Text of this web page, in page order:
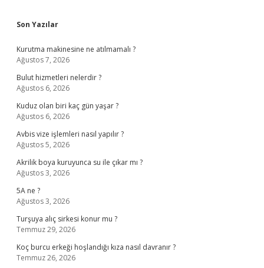
Sidebar
Son Yazılar
Kurutma makinesine ne atılmamalı ?
Ağustos 7, 2026
Bulut hizmetleri nelerdir ?
Ağustos 6, 2026
Kuduz olan biri kaç gün yaşar ?
Ağustos 6, 2026
Avbis vize işlemleri nasıl yapılır ?
Ağustos 5, 2026
Akrilik boya kuruyunca su ile çıkar mı ?
Ağustos 3, 2026
5A ne ?
Ağustos 3, 2026
Turşuya alıç sirkesi konur mu ?
Temmuz 29, 2026
Koç burcu erkeği hoşlandığı kıza nasıl davranır ?
Temmuz 26, 2026